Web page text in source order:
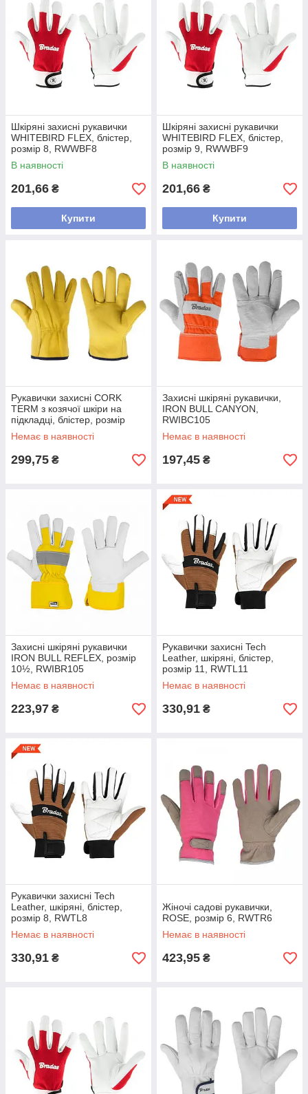
Шкіряні захисні рукавички
WHITEBIRD FLEX, блістер,
розмір 8, RWWBF8
В наявності
201,66 ₴
Купити
Шкіряні захисні рукавички
WHITEBIRD FLEX, блістер,
розмір 9, RWWBF9
В наявності
201,66 ₴
Купити
Рукавички захисні CORK
TERM з козячої шкіри на
підкладці, блістер, розмір
10,5, RWCT105
Немає в наявності
299,75 ₴
Захисні шкіряні рукавички,
IRON BULL CANYON,
RWIBC105
Немає в наявності
197,45 ₴
Захисні шкіряні рукавички
IRON BULL REFLEX, розмір
10½, RWIBR105
Немає в наявності
223,97 ₴
Рукавички захисні Tech
Leather, шкіряні, блістер,
розмір 11, RWTL11
Немає в наявності
330,91 ₴
Рукавички захисні Tech
Leather, шкіряні, блістер,
розмір 8, RWTL8
Немає в наявності
330,91 ₴
Жіночі садові рукавички,
ROSE, розмір 6, RWTR6
Немає в наявності
423,95 ₴